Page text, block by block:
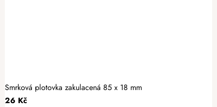
Smrková plotovka zakulacená 85 x 18 mm
26 Kč